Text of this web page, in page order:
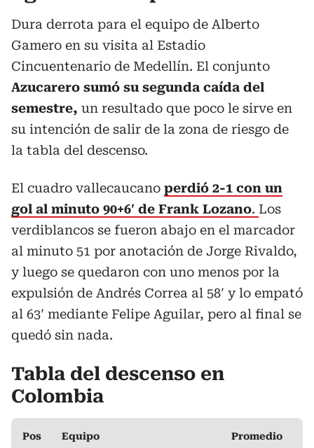
Dura derrota para el equipo de Alberto
Gamero en su visita al Estadio
Cincuentenario de Medellín. El conjunto
Azucarero sumó su segunda caída del
semestre, un resultado que poco le sirve en
su intención de salir de la zona de riesgo de
la tabla del descenso.
El cuadro vallecaucano perdió 2-1 con un
gol al minuto 90+6′ de Frank Lozano. Los
verdiblancos se fueron abajo en el marcador
al minuto 51 por anotación de Jorge Rivaldo,
y luego se quedaron con uno menos por la
expulsión de Andrés Correa al 58′ y lo empató
al 63′ mediante Felipe Aguilar, pero al final se
quedó sin nada.
Tabla del descenso en
Colombia
Pos Equipo Promedio